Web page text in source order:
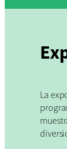
La